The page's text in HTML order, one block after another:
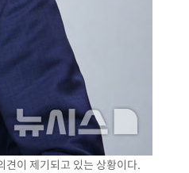
견이 제기되고 있는 상황이다.